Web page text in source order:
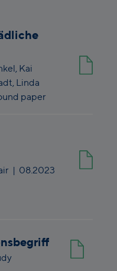
Kai
Linda
paper
| 08.2023